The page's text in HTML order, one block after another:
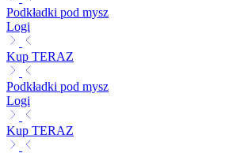
Podkładki pod mysz
Logi
Kup TERAZ
Podkładki pod mysz
Logi
Kup TERAZ